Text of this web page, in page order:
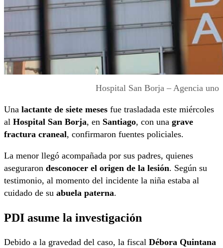
Hospital San Borja – Agencia uno
Una lactante de siete meses fue trasladada este miércoles
al Hospital San Borja, en Santiago, con una grave
fractura craneal, confirmaron fuentes policiales.
La menor llegó acompañada por sus padres, quienes
aseguraron desconocer el origen de la lesión. Según su
testimonio, al momento del incidente la niña estaba al
cuidado de su abuela paterna.
PDI asume la investigación
Debido a la gravedad del caso, la fiscal Débora Quintana